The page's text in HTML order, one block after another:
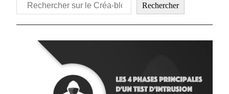
Rechercher Rechercher